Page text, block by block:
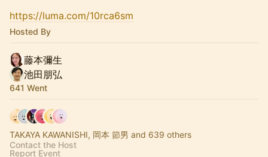
https://luma.com/10rca6sm
Hosted By
藤本彌生
池田朋弘
641 Went
TAKAYA KAWANISHI, 岡本 節男 and 639 others
Contact the Host
Report Event